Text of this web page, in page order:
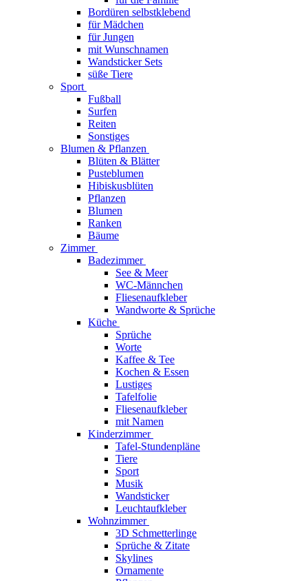
Bordüren selbstklebend
für Mädchen
für Jungen
mit Wunschnamen
Wandsticker Sets
süße Tiere
Sport
Fußball
Surfen
Reiten
Sonstiges
Blumen & Pflanzen
Blüten & Blätter
Pusteblumen
Hibiskusblüten
Pflanzen
Blumen
Ranken
Bäume
Zimmer
Badezimmer
See & Meer
WC-Männchen
Fliesenaufkleber
Wandworte & Sprüche
Küche
Sprüche
Worte
Kaffee & Tee
Kochen & Essen
Lustiges
Tafelfolie
Fliesenaufkleber
mit Namen
Kinderzimmer
Tafel-Stundenpläne
Tiere
Sport
Musik
Wandsticker
Leuchtaufkleber
Wohnzimmer
3D Schmetterlinge
Sprüche & Zitate
Skylines
Ornamente